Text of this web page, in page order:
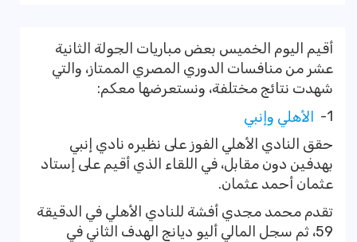
أقيم اليوم الخميس بعض مباريات الجولة الثانية
عشر من منافسات الدوري المصري الممتاز، والتي
شهدت نتائج مختلفة، ونستعرضها معكم:
1-
الأهلي وإنبي
حقق النادي الأهلي الفوز على نظيره نادي إنبي
بهدفين دون مقابل، في اللقاء الذي أقيم على إستاد
عثمان أحمد عثمان.
تقدم محمد مجدي أفشة للنادي الأهلي في الدقيقة
59، ثم سجل المالي أليو ديانج الهدف الثاني في